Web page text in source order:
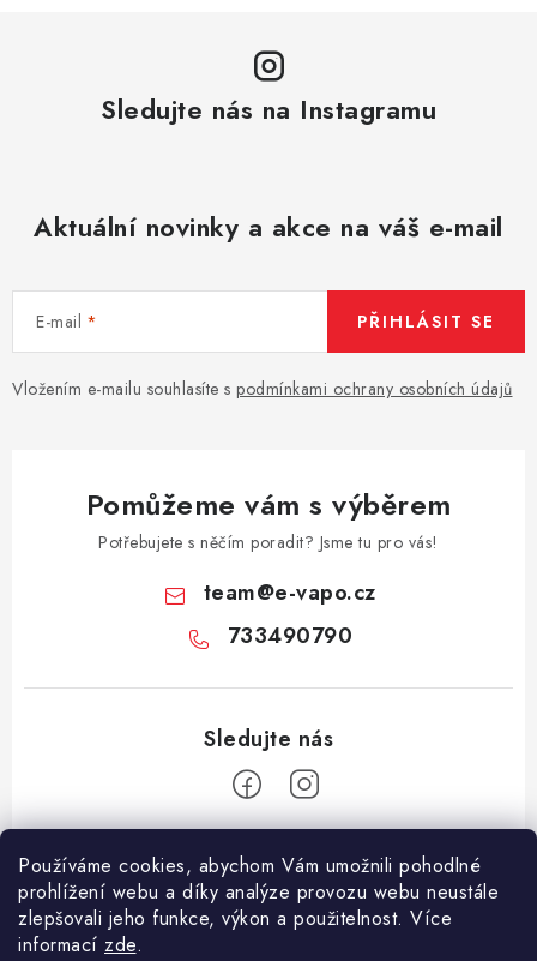
Používáme cookies, abychom Vám umožnili pohodlné
prohlížení webu a díky analýze provozu webu neustále
zlepšovali jeho funkce, výkon a použitelnost. Více
informací zde.
Sledujte nás na Instagramu
Aktuální novinky a akce na váš e-mail
E-mail
Vložením e-mailu souhlasíte s podmínkami ochrany osobních údajů
PŘIHLÁSIT SE
Pomůžeme vám s výběrem
Potřebujete s něčím poradit? Jsme tu pro vás!
team@e-vapo.cz
733490790
Z
Facebook